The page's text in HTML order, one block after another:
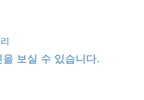
보실 수 있습니다.